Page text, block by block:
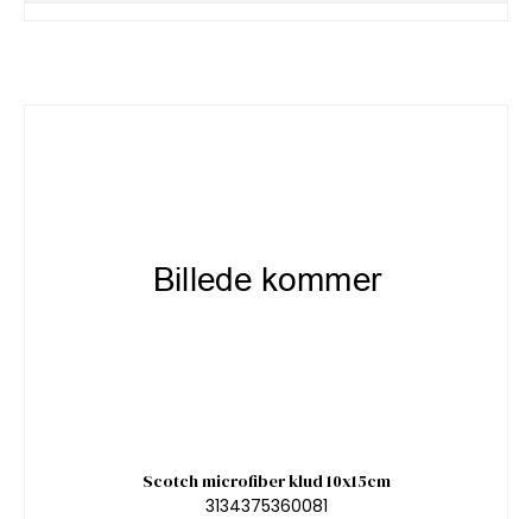
Scotch microfiber klud 10x15cm
3134375360081